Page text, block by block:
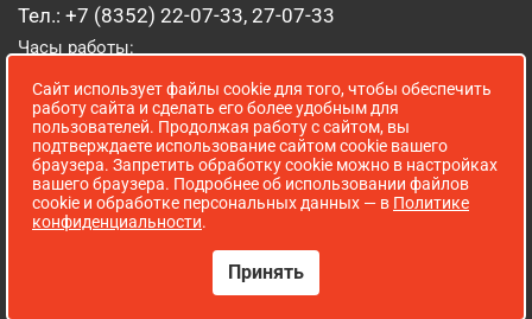
Тел.: +7 (8352) 22-07-33, 27-07-33
Часы работы:
Суббота, Воскресенье: с 8:00 до 16:00
г. Йошкар-Ола, ул. Луначарского, д. 52 А
Тел.: (8362) 41-07-31
Часы работы:
Понедельник – Пятница: с 8:00 до 18:00
Сопровождение сайта WebStroy
Сайт использует файлы cookie для того, чтобы обеспечить
работу сайта и сделать его более удобным для
пользователей. Продолжая работу с сайтом, вы
подтверждаете использование сайтом cookie вашего
браузера. Запретить обработку cookie можно в настройках
вашего браузера. Подробнее об использовании файлов
cookie и обработке персональных данных — в Политике
конфиденциальности.
Принять